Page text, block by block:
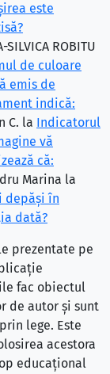
este
SILVICA ROBITU
de culoare
emis de
indică:
C. la Indicatorul
vă
că:
Marina la
depăşi în
dată?
prezentate pe
fac obiectul
de autor și sunt
lege. Este
acestora
educațional